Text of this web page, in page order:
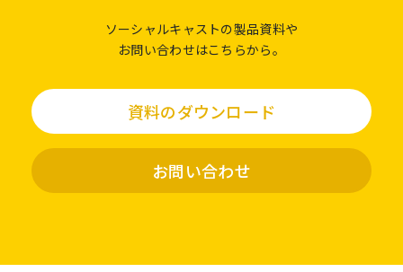
ソーシャルキャストの製品資料や
お問い合わせはこちらから。
資料のダウンロード
お問い合わせ